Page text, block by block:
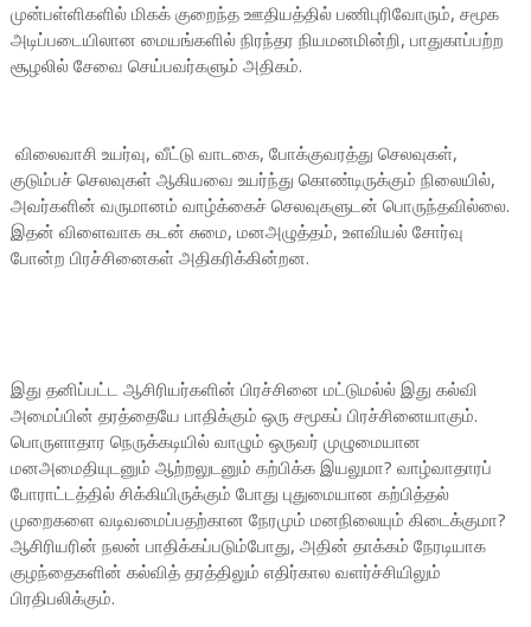
முன்பள்ளிகளில் மிகக் குறைந்த ஊதியத்தில் பணிபுரிவோரும், சமூக
அடிப்படையிலான மையங்களில் நிரந்தர நியமனமின்றி, பாதுகாப்பற்ற
சூழலில் சேவை செய்பவர்களும் அதிகம்.
விலைவாசி உயர்வு, வீட்டு வாடகை, போக்குவரத்து செலவுகள்,
குடும்பச் செலவுகள் ஆகியவை உயர்ந்து கொண்டிருக்கும் நிலையில்,
அவர்களின் வருமானம் வாழ்க்கைச் செலவுகளுடன் பொருந்தவில்லை.
இதன் விளைவாக கடன் சுமை, மனஅழுத்தம், உளவியல் சோர்வு
போன்ற பிரச்சினைகள் அதிகரிக்கின்றன.
இது தனிப்பட்ட ஆசிரியர்களின் பிரச்சினை மட்டுமல்ல் இது கல்வி
அமைப்பின் தரத்தையே பாதிக்கும் ஒரு சமூகப் பிரச்சினையாகும்.
பொருளாதார நெருக்கடியில் வாழும் ஒருவர் முழுமையான
மனஅமைதியுடனும் ஆற்றலுடனும் கற்பிக்க இயலுமா? வாழ்வாதாரப்
போராட்டத்தில் சிக்கியிருக்கும் போது புதுமையான கற்பித்தல்
முறைகளை வடிவமைப்பதற்கான நேரமும் மனநிலையும் கிடைக்குமா?
ஆசிரியரின் நலன் பாதிக்கப்படும்போது, அதின் தாக்கம் நேரடியாக
குழந்தைகளின் கல்வித் தரத்திலும் எதிர்கால வளர்ச்சியிலும்
பிரதிபலிக்கும்.